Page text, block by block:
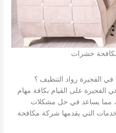
حشرات
الفجيرة رواد التنظيف ؟
على القيام بكافة مهام
، مما يساعد في حل مشكلات
التي يقدمها شركة مكافحة